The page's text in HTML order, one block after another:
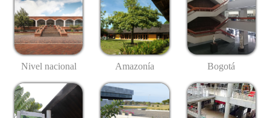
Nivel nacional Amazonía Bogotá